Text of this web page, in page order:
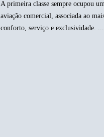
A primeira classe sempre ocupou
aviação comercial, associada ao
conforto, serviço e exclusividade. ...